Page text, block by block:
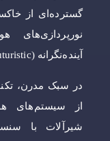
گسترده‌ای از
نورپردازی‌های
آینده‌نگرانه (Futuristic) پیدا می‌کنند.
در سبک مدرن،
از سیستم‌های
شیرآلات با